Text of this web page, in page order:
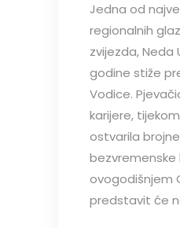
Jedna od
regionalnih
zvijezda, Neda
godine stiže
Vodice.
karijere,
ostvarila brojne
bezvremenske
ovogodišnjem
predstavit će